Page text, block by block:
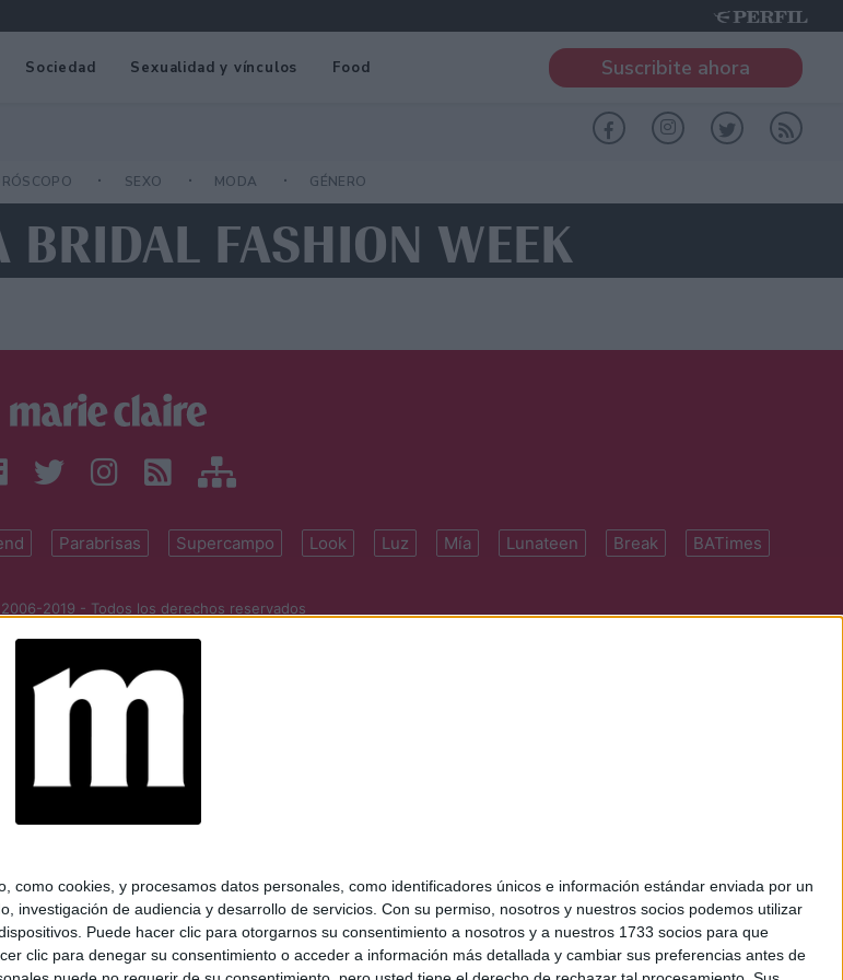
como cookies, y procesamos datos personales, como identificadores únicos e información estándar enviada por un
investigación de audiencia y desarrollo de servicios. Con su permiso, nosotros y nuestros socios podemos utilizar
Puede hacer clic para otorgarnos su consentimiento a nosotros y a nuestros 1733 socios para que
clic para denegar su consentimiento o acceder a información más detallada y cambiar sus preferencias antes de
Sociedad Sexualidad y vínculos Food Suscribite ahora
SEXO MODA GÉNERO
BRIDAL FASHION WEEK
Parabrisas Supercampo Look Luz Mía Lunateen Break BATimes
2019 - Todos los derechos reservados
| Propietario: Diario Perfil S.A.